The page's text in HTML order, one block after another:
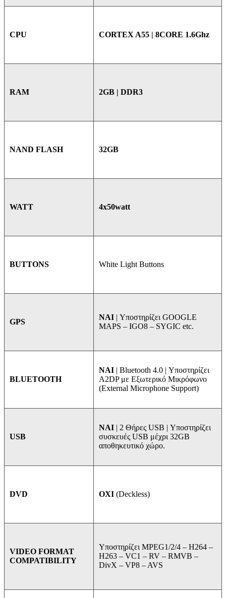
CPU CORTEX A55 | 8CORE 1.6Ghz
RAM 2GB | DDR3
NAND FLASH 32GB
WATT 4x50watt
BUTTONS White Light Buttons
GPS
NAI | Υποστηρίζει GOOGLE
MAPS – IGO8 – SYGIC etc.
BLUETOOTH
ΝΑΙ | Bluetooth 4.0 | Υποστηρίζει
A2DP με Εξωτερικό Μικρόφωνο
(External Microphone Support)
USB
ΝΑΙ | 2 Θήρες USB | Υποστηρίζει
συσκευές USB μέχρι 32GB
αποθηκευτικό χώρο.
DVD ΟΧΙ (Deckless)
VIDEO FORMAT
COMPATIBILITY
Υποστηρίζει MPEG1/2/4 – H264 –
H263 – VC1 – RV – RMVB –
DivX – VP8 – AVS